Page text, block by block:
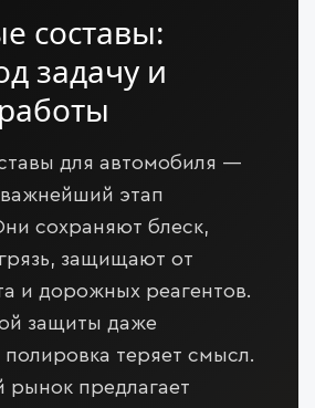
составы:
задачу и
для автомобиля —
этап
сохраняют блеск,
защищают от
и дорожных реагентов.
защиты даже
полировка теряет смысл.
предлагает